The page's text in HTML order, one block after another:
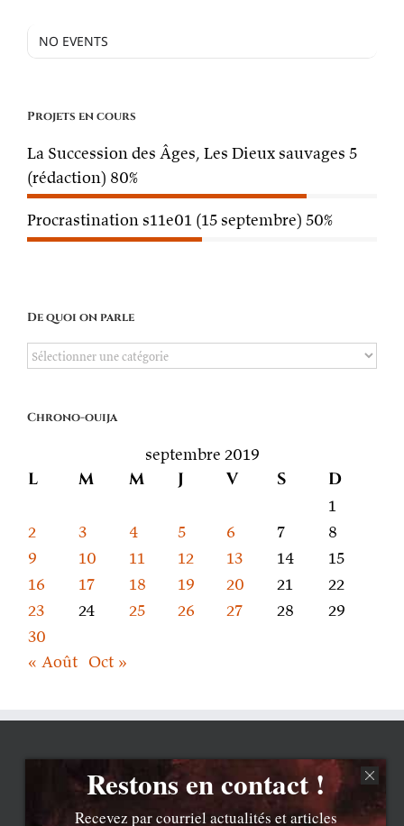
NO EVENTS
Projets en cours
La Succession des Âges, Les Dieux sauvages 5
(rédaction) 80%
Procrastination s11e01 (15 septembre) 50%
De quoi on parle
De
parle
Chrono-ouija
septembre 2019
L M M J V S D
1
2
3 4 5 6 7
8
9
10 11 12 13 14
15
16
17 18 19 20 21
22
23
24 25 26 27 28
29
30
« Août Oct »
Restons en contact !
Recevez par courriel actualités et articles